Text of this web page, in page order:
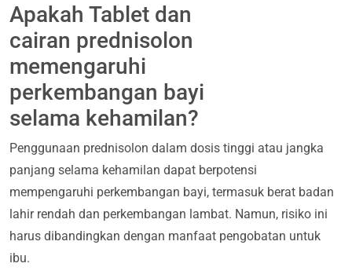
Apakah Tablet dan
cairan prednisolon
memengaruhi
perkembangan bayi
selama kehamilan?
Penggunaan prednisolon dalam dosis tinggi atau jangka
panjang selama kehamilan dapat berpotensi
mempengaruhi perkembangan bayi, termasuk berat badan
lahir rendah dan perkembangan lambat. Namun, risiko ini
harus dibandingkan dengan manfaat pengobatan untuk
ibu.